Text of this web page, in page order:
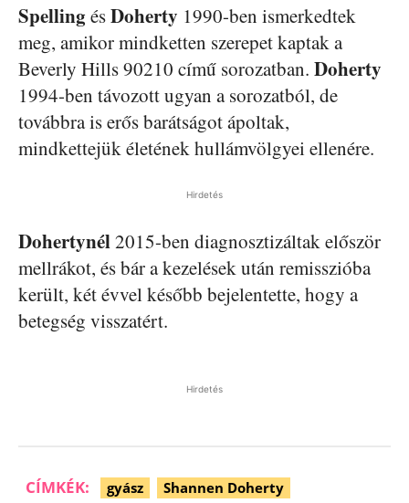
SpellingésDoherty 1990-ben ismerkedtek
meg, amikor mindketten szerepet kaptak a
Beverly Hills 90210 című sorozatban. Doherty
1994-ben távozott ugyan a sorozatból, de
továbbra is erős barátságot ápoltak,
mindkettejük életének hullámvölgyei ellenére.
Hirdetés
Dohertynél2015-ben diagnosztizáltak először
mellrákot, és bár a kezelések után remisszióba
került, két évvel később bejelentette, hogy a
betegség visszatért.
Hirdetés
CÍMKÉK: gyász
Shannen Doherty